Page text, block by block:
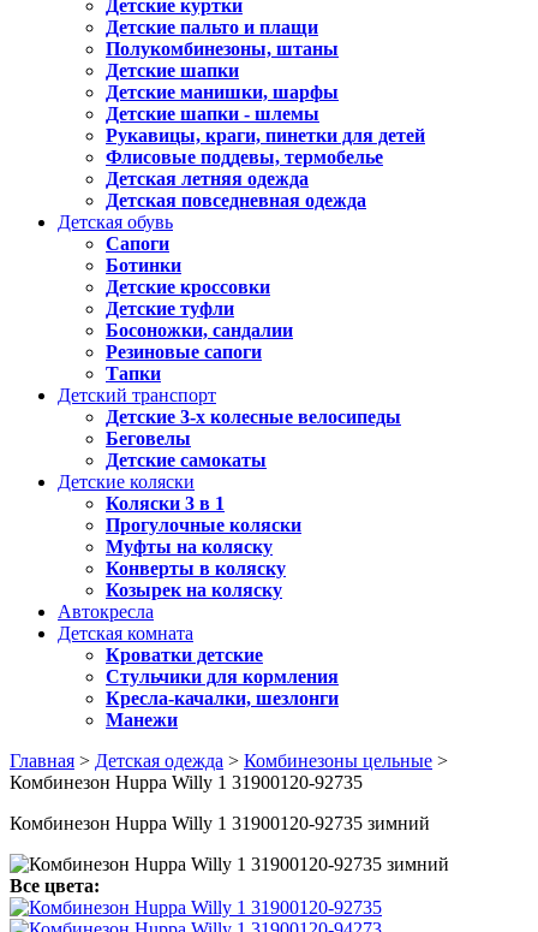
Детские куртки
Детские пальто и плащи
Полукомбинезоны, штаны
Детские шапки
Детские манишки, шарфы
Детские шапки - шлемы
Рукавицы, краги, пинетки для детей
Флисовые поддевы, термобелье
Детская летняя одежда
Детская повседневная одежда
Детская обувь
Сапоги
Ботинки
Детские кроссовки
Детские туфли
Босоножки, сандалии
Резиновые сапоги
Тапки
Детский транспорт
Детские 3-х колесные велосипеды
Беговелы
Детские самокаты
Детские коляски
Коляски 3 в 1
Прогулочные коляски
Муфты на коляску
Конверты в коляску
Козырек на коляску
Автокресла
Детская комната
Кроватки детские
Стульчики для кормления
Кресла-качалки, шезлонги
Манежи
Главная > Детская одежда > Комбинезоны цельные >
Комбинезон Huppa Willy 1 31900120-92735
Комбинезон Huppa Willy 1 31900120-92735 зимний
Все цвета: